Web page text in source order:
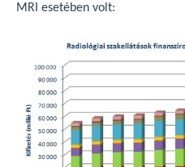
MRI esetében volt: